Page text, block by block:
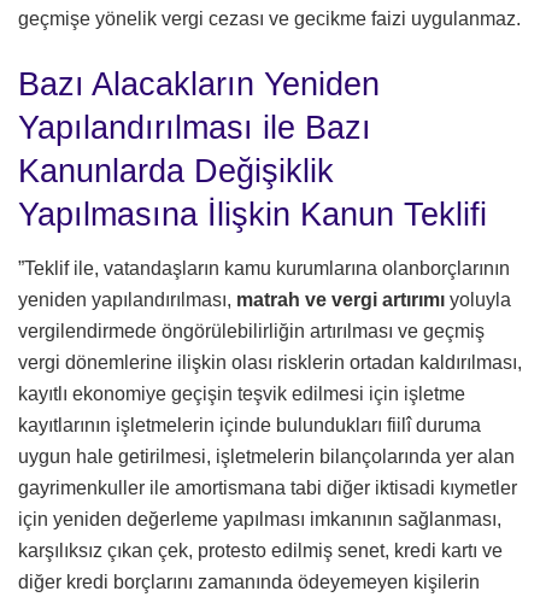
geçmişe yönelik vergi cezası ve gecikme faizi uygulanmaz.
Bazı Alacakların Yeniden
Yapılandırılması ile Bazı
Kanunlarda Değişiklik
Yapılmasına İlişkin Kanun Teklifi
”Teklif ile, vatandaşların kamu kurumlarına olanborçlarının
yeniden yapılandırılması, matrah ve vergi artırımı yoluyla
vergilendirmede öngörülebilirliğin artırılması ve geçmiş
vergi dönemlerine ilişkin olası risklerin ortadan kaldırılması,
kayıtlı ekonomiye geçişin teşvik edilmesi için işletme
kayıtlarının işletmelerin içinde bulundukları fiilî duruma
uygun hale getirilmesi, işletmelerin bilançolarında yer alan
gayrimenkuller ile amortismana tabi diğer iktisadi kıymetler
için yeniden değerleme yapılması imkanının sağlanması,
karşılıksız çıkan çek, protesto edilmiş senet, kredi kartı ve
diğer kredi borçlarını zamanında ödeyemeyen kişilerin